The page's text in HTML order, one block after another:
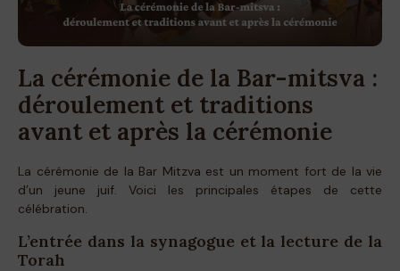
La cérémonie de la Bar-mitsva :
déroulement et traditions
avant et après la cérémonie
La cérémonie de la Bar Mitzva est un moment fort de la vie
d’un jeune juif. Voici les principales étapes de cette
célébration.
L’entrée dans la synagogue et la lecture de la
Torah